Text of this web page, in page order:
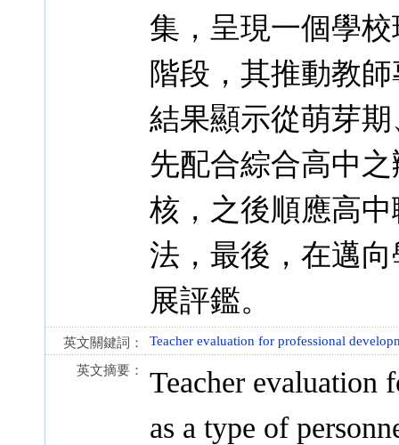
集，呈現一個學
階段，其推動教
結果顯示從萌芽
先配合綜合高中
核，之後順應高
法，最後，在邁
展評鑑。
英文關鍵詞： Teacher evaluation for professional
英文摘要：
Teacher evaluation
as a type of